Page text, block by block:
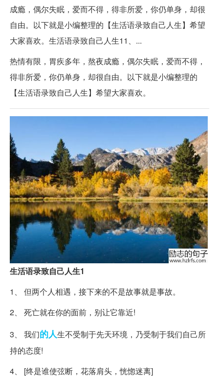
成瘾，偶尔失眠，爱而不得，得非所爱，你仍单身，却很
自由。以下就是小编整理的【生活语录致自己人生】希望
大家喜欢。生活语录致自己人生11、...
热情有限，胃疾多年，熬夜成瘾，偶尔失眠，爱而不得，
得非所爱，你仍单身，却很自由。以下就是小编整理的
【生活语录致自己人生】希望大家喜欢。
生活语录致自己人生1
1、 但两个人相遇，接下来的不是故事就是事故。
2、 死亡就在你的面前，别让它靠近!
3、 我们的人生不受制于先天环境，乃受制于我们自己所
持的态度!
4、 [终是谁使弦断，花落肩头，恍惚迷离]